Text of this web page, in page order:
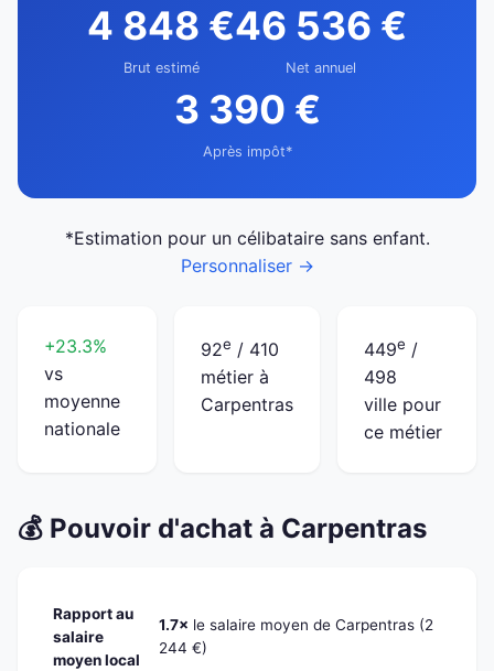
4 848 €
Brut estimé
46 536 €
Net annuel
3 390 €
Après impôt*
*Estimation pour un célibataire sans enfant.
Personnaliser →
+23.3%
vs
moyenne
nationale
92e / 410
métier à
Carpentras
449e /
498
ville pour
ce métier
💰 Pouvoir d'achat à Carpentras
Rapport au
salaire
moyen local
1.7× le salaire moyen de Carpentras (2
244 €)